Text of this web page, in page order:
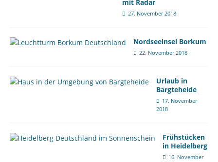
mit Radar
27. November 2018
Nordseeinsel Borkum
22. November 2018
Urlaub in
Bargteheide
17. November
2018
Frühstücken
in Heidelberg
16. November